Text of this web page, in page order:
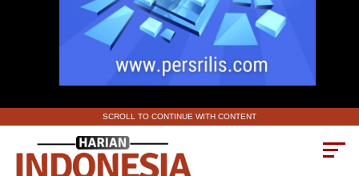
SCROLL TO CONTINUE WITH CONTENT